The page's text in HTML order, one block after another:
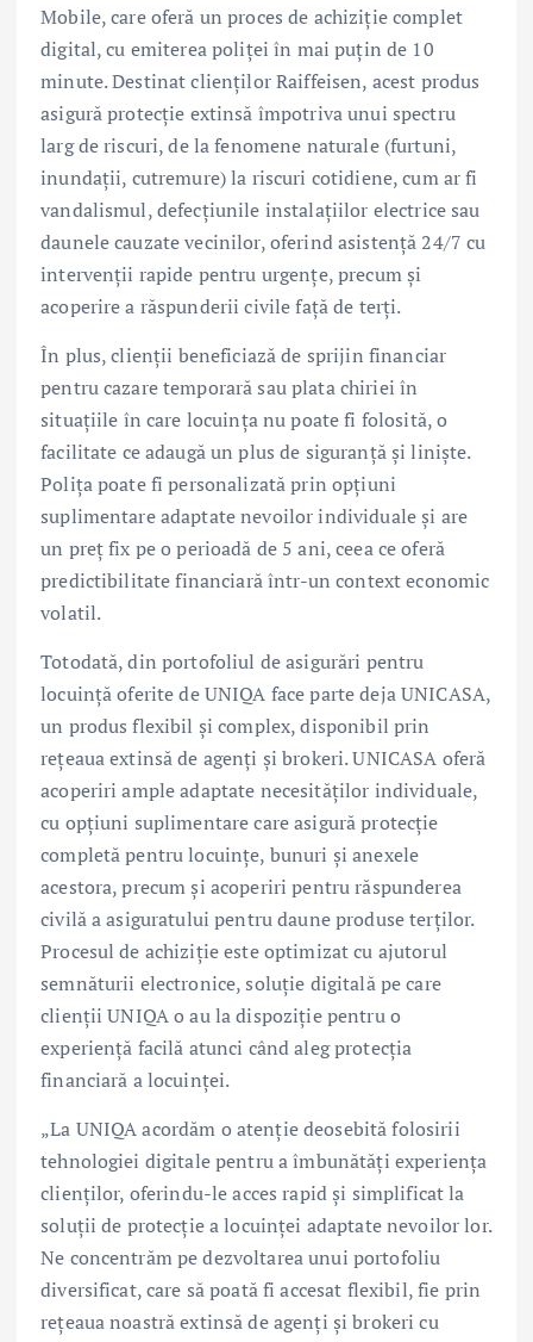
Mobile, care oferă un proces de achiziție complet
digital, cu emiterea poliței în mai puțin de 10
minute. Destinat clienților Raiffeisen, acest produs
asigură protecție extinsă împotriva unui spectru
larg de riscuri, de la fenomene naturale (furtuni,
inundații, cutremure) la riscuri cotidiene, cum ar fi
vandalismul, defecțiunile instalațiilor electrice sau
daunele cauzate vecinilor, oferind asistență 24/7 cu
intervenții rapide pentru urgențe, precum și
acoperire a răspunderii civile față de terți.
În plus, clienții beneficiază de sprijin financiar
pentru cazare temporară sau plata chiriei în
situațiile în care locuința nu poate fi folosită, o
facilitate ce adaugă un plus de siguranță și liniște.
Polița poate fi personalizată prin opțiuni
suplimentare adaptate nevoilor individuale și are
un preț fix pe o perioadă de 5 ani, ceea ce oferă
predictibilitate financiară într-un context economic
volatil.
Totodată, din portofoliul de asigurări pentru
locuință oferite de UNIQA face parte deja UNICASA,
un produs flexibil și complex, disponibil prin
rețeaua extinsă de agenți și brokeri. UNICASA oferă
acoperiri ample adaptate necesităților individuale,
cu opțiuni suplimentare care asigură protecție
completă pentru locuințe, bunuri și anexele
acestora, precum și acoperiri pentru răspunderea
civilă a asiguratului pentru daune produse terților.
Procesul de achiziție este optimizat cu ajutorul
semnăturii electronice, soluție digitală pe care
clienții UNIQA o au la dispoziție pentru o
experiență facilă atunci când aleg protecția
financiară a locuinței.
„La UNIQA acordăm o atenție deosebită folosirii
tehnologiei digitale pentru a îmbunătăți experiența
clienților, oferindu-le acces rapid și simplificat la
soluții de protecție a locuinței adaptate nevoilor lor.
Ne concentrăm pe dezvoltarea unui portofoliu
diversificat, care să poată fi accesat flexibil, fie prin
rețeaua noastră extinsă de agenți și brokeri cu